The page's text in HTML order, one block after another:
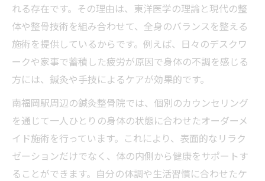
れる存在です。その理由は、東洋医学の理論と現代の整
体や整骨技術を組み合わせて、全身のバランスを整える
施術を提供しているからです。例えば、日々のデスクワ
ークや家事で蓄積した疲労が原因で身体の不調を感じる
方には、鍼灸や手技によるケアが効果的です。
南福岡駅周辺の鍼灸整骨院では、個別のカウンセリング
を通じて一人ひとりの身体の状態に合わせたオーダーメ
イド施術を行っています。これにより、表面的なリラク
ゼーションだけでなく、体の内側から健康をサポートす
ることができます。自分の体調や生活習慣に合わせたケ